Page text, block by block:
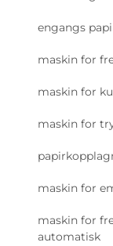
engangs
maskin for
maskin for
maskin for
maskin for
maskin for
automatisk